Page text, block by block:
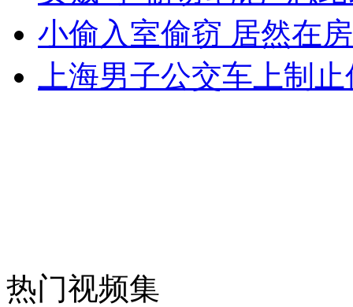
无痛分娩是否安全 医生回应
外交部：反对强权政治霸凌主义
走！跟着总书记去植树
小偷入室偷窃 居然在
上海男子公交车上制
热门视频集